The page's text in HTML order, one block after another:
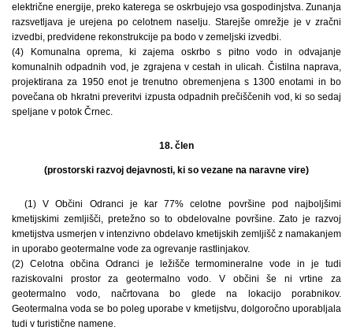
električne energije, preko katerega se oskrbujejo vsa gospodinjstva. Zunanja
razsvetljava je urejena po celotnem naselju. Starejše omrežje je v zračni
izvedbi, predvidene rekonstrukcije pa bodo v zemeljski izvedbi.
(4) Komunalna oprema, ki zajema oskrbo s pitno vodo in odvajanje
komunalnih odpadnih vod, je zgrajena v cestah in ulicah. Čistilna naprava,
projektirana za 1950 enot je trenutno obremenjena s 1300 enotami in bo
povečana ob hkratni preveritvi izpusta odpadnih prečiščenih vod, ki so sedaj
speljane v potok Črnec.
18. člen
(prostorski razvoj dejavnosti, ki so vezane na naravne vire)
(1) V Občini Odranci je kar 77% celotne površine pod najboljšimi
kmetijskimi zemljišči, pretežno so to obdelovalne površine. Zato je razvoj
kmetijstva usmerjen v intenzivno obdelavo kmetijskih zemljišč z namakanjem
in uporabo geotermalne vode za ogrevanje rastlinjakov.
(2) Celotna občina Odranci je ležišče termomineralne vode in je tudi
raziskovalni prostor za geotermalno vodo. V občini še ni vrtine za
geotermalno vodo, načrtovana bo glede na lokacijo porabnikov.
Geotermalna voda se bo poleg uporabe v kmetijstvu, dolgoročno uporabljala
tudi v turistične namene.